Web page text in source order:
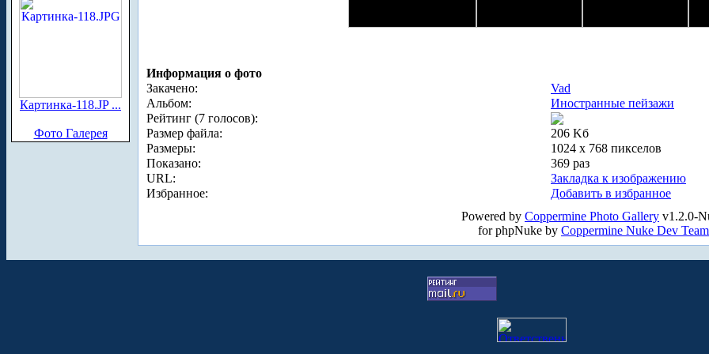
Картинка-118.JP ...
Фото Галерея
Информация о фото
Закачено:
Vad
Альбом:
Иностранные пейзажи
Рейтинг (7 голосов):
Размер файла:
206 Kб
Размеры:
1024 x 768 пикселов
Показано:
369 раз
URL:
Закладка к изображению
Избранное:
Добавить в избранное
Powered by Coppermine Photo Gallery v1.2.0-
for phpNuke by Coppermine Nuke Dev Team